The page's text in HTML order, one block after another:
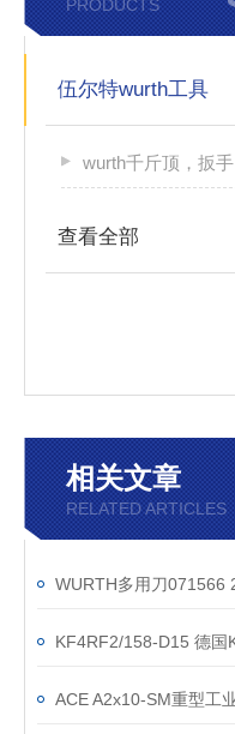
PRODUCTS
伍尔特wurth工具
wurth千斤顶，扳手
查看全部
相关文章
RELATED ARTICLES